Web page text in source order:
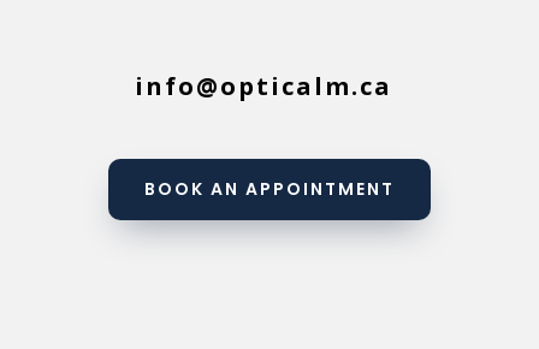
info@opticalm.ca
BOOK AN APPOINTMENT